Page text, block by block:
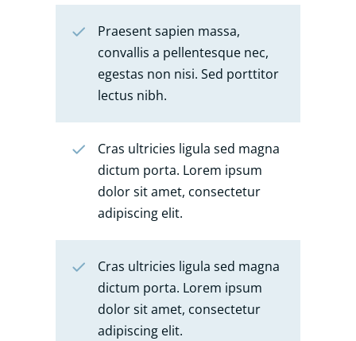
Praesent sapien massa,
convallis a pellentesque nec,
egestas non nisi. Sed porttitor
lectus nibh.
Cras ultricies ligula sed magna
dictum porta. Lorem ipsum
dolor sit amet, consectetur
adipiscing elit.
Cras ultricies ligula sed magna
dictum porta. Lorem ipsum
dolor sit amet, consectetur
adipiscing elit.